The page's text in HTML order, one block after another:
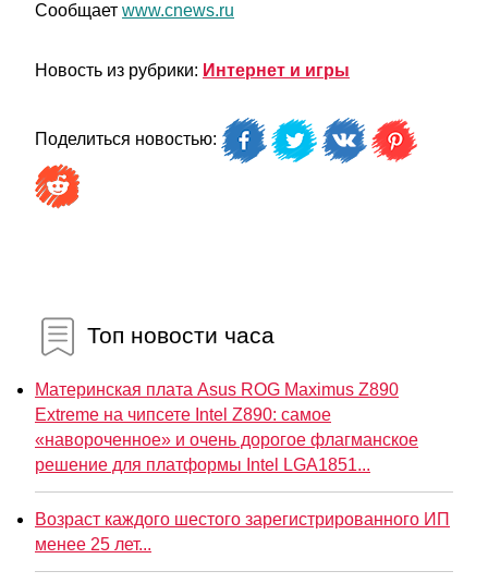
Сообщает www.cnews.ru
Новость из рубрики: Интернет и игры
Поделиться новостью:
Топ новости часа
Материнская плата Asus ROG Maximus Z890
Extreme на чипсете Intel Z890: самое
«навороченное» и очень дорогое флагманское
решение для платформы Intel LGA1851...
Возраст каждого шестого зарегистрированного ИП
менее 25 лет...